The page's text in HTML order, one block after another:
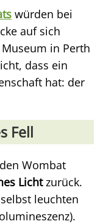
würden bei
auf sich
in Perth
dass ein
hat: der
Fell
Wombat
Lichtzurück.
leuchten